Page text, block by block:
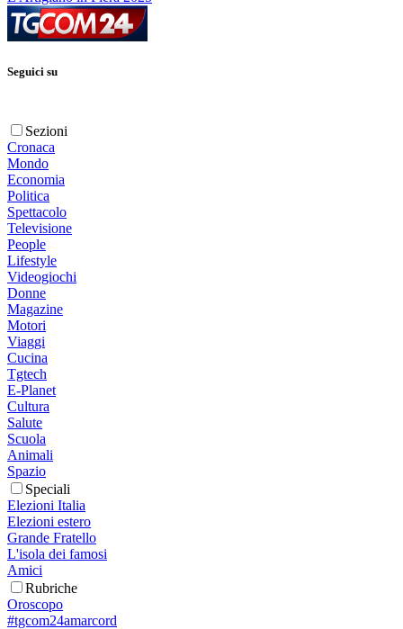
Seguici su
Sezioni
Cronaca
Mondo
Economia
Politica
Spettacolo
Televisione
People
Lifestyle
Videogiochi
Donne
Magazine
Motori
Viaggi
Cucina
Tgtech
E-Planet
Cultura
Salute
Scuola
Animali
Spazio
Speciali
Elezioni Italia
Elezioni estero
Grande Fratello
L'isola dei famosi
Amici
Rubriche
Oroscopo
#tgcom24amarcord